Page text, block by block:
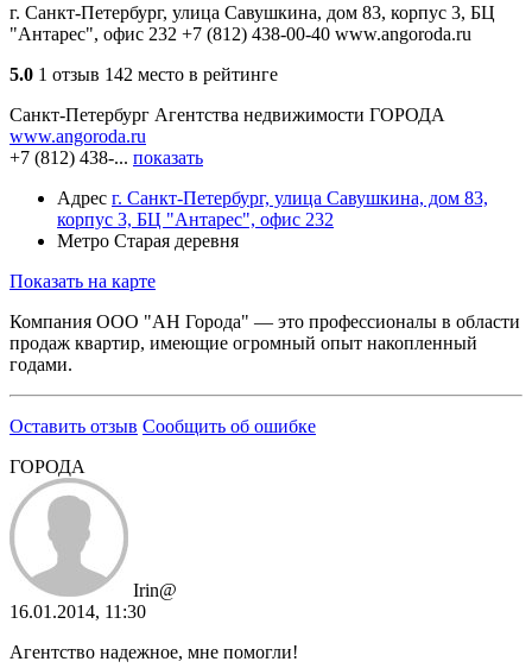
г. Санкт-Петербург, улица Савушкина, дом 83, корпус 3, БЦ
"Антарес", офис 232 +7 (812) 438-00-40 www.angoroda.ru
5.0 1 отзыв 142 место в рейтинге
Санкт-Петербург Агентства недвижимости ГОРОДА
www.angoroda.ru
+7 (812) 438-... показать
Адрес г. Санкт-Петербург, улица Савушкина, дом 83,
корпус 3, БЦ "Антарес", офис 232
Метро Старая деревня
Показать на карте
Компания ООО "АН Города" — это профессионалы в области
продаж квартир, имеющие огромный опыт накопленный
годами.
Оставить отзыв Сообщить об ошибке
ГОРОДА
Irin@
16.01.2014, 11:30
Агентство надежное, мне помогли!